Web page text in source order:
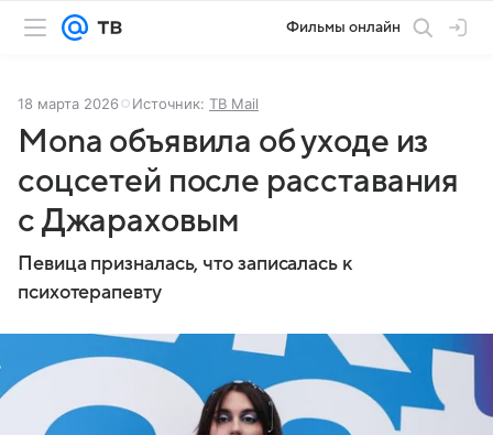
Фильмы онлайн
18 марта 2026 Источник: ТВ Mail
Mona объявила об уходе из
соцсетей после расставания
с Джараховым
Певица призналась, что записалась к
психотерапевту